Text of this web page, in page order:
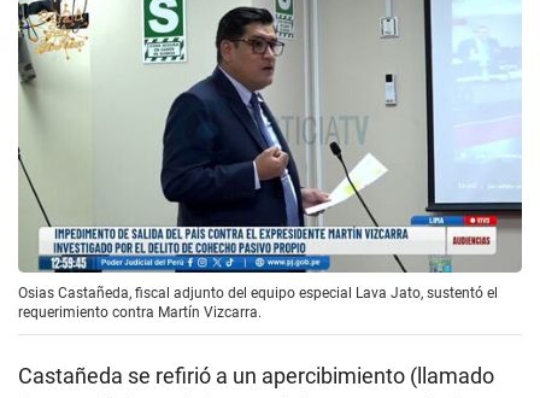
Osias Castañeda, fiscal adjunto del equipo especial Lava Jato, sustentó el
requerimiento contra Martín Vizcarra.
Castañeda se refirió a un apercibimiento (llamado